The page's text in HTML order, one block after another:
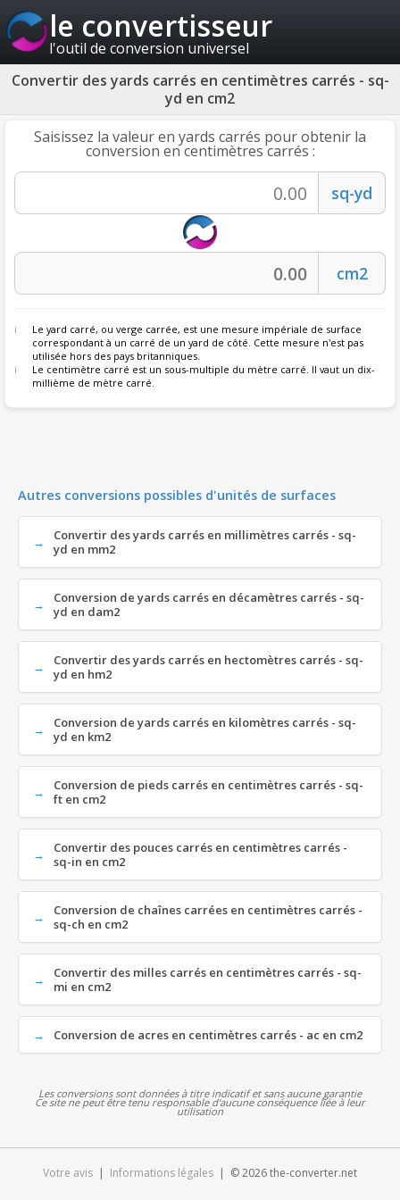
le convertisseur
l'outil de conversion universel
Convertir des yards carrés en centimètres carrés - sq-
yd en cm2
Saisissez la valeur en yards carrés pour obtenir la
conversion en centimètres carrés :
Le yard carré, ou verge carrée, est une mesure impériale de surface
correspondant à un carré de un yard de côté. Cette mesure n'est pas
utilisée hors des pays britanniques.
Le centimètre carré est un sous-multiple du mètre carré. Il vaut un dix-
millième de mètre carré.
Autres conversions possibles d'unités de surfaces
Convertir des yards carrés en millimètres carrés - sq-
yd en mm2
Conversion de yards carrés en décamètres carrés - sq-
yd en dam2
Convertir des yards carrés en hectomètres carrés - sq-
yd en hm2
Conversion de yards carrés en kilomètres carrés - sq-
yd en km2
Conversion de pieds carrés en centimètres carrés - sq-
ft en cm2
Convertir des pouces carrés en centimètres carrés -
sq-in en cm2
Conversion de chaînes carrées en centimètres carrés -
sq-ch en cm2
Convertir des milles carrés en centimètres carrés - sq-
mi en cm2
Conversion de acres en centimètres carrés - ac en cm2
Les conversions sont données à titre indicatif et sans aucune garantie
Ce site ne peut être tenu responsable d'aucune conséquence liée à leur
utilisation
Votre avis | Informations légales | © 2026 the-converter.net